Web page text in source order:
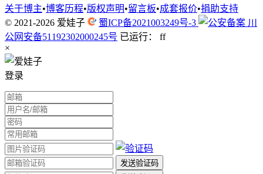
关于博主•博客历程•版权声明•留言板•成套报价•捐助支持
© 2021-2026 爱娃子 蜀ICP备2021003249号-3
川
公网安备51192302000245号 已运行： ff
×
登录